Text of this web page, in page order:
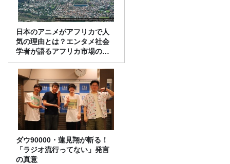
日本のアニメがアフリカで人
気の理由とは？エンタメ社会
学者が語るアフリカ市場のリ
アル
ダウ90000・蓮見翔が斬る！
「ラジオ流行ってない」発言
の真意